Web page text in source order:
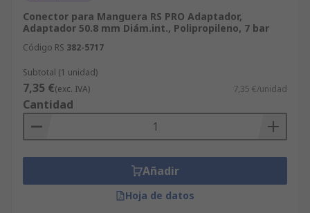
Conector para Manguera RS PRO Adaptador,
Adaptador 50.8 mm Diám.int., Polipropileno, 7 bar
Código RS 382-5717
Subtotal (1 unidad)
7,35 €(exc. IVA) 7,35 €/unidad
Cantidad
Añadir
Hoja de datos